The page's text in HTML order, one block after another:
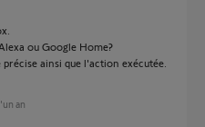
ou Google Home?
ainsi que l'action exécutée.
an